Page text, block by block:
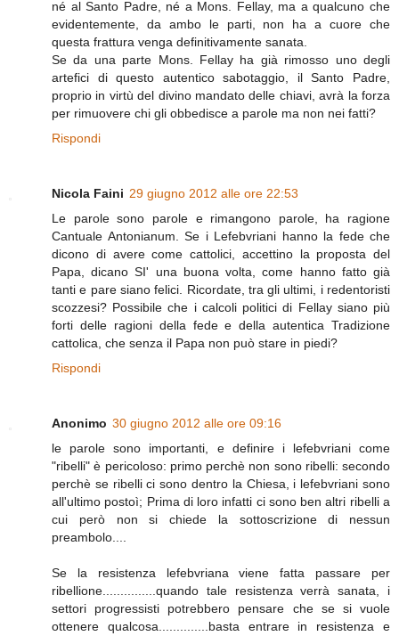
né al Santo Padre, né a Mons. Fellay, ma a qualcuno che
evidentemente, da ambo le parti, non ha a cuore che
questa frattura venga definitivamente sanata.
Se da una parte Mons. Fellay ha già rimosso uno degli
artefici di questo autentico sabotaggio, il Santo Padre,
proprio in virtù del divino mandato delle chiavi, avrà la forza
per rimuovere chi gli obbedisce a parole ma non nei fatti?
Rispondi
Nicola Faini 29 giugno 2012 alle ore 22:53
Le parole sono parole e rimangono parole, ha ragione
Cantuale Antonianum. Se i Lefebvriani hanno la fede che
dicono di avere come cattolici, accettino la proposta del
Papa, dicano SI' una buona volta, come hanno fatto già
tanti e pare siano felici. Ricordate, tra gli ultimi, i redentoristi
scozzesi? Possibile che i calcoli politici di Fellay siano più
forti delle ragioni della fede e della autentica Tradizione
cattolica, che senza il Papa non può stare in piedi?
Rispondi
Anonimo 30 giugno 2012 alle ore 09:16
le parole sono importanti, e definire i lefebvriani come
"ribelli" è pericoloso: primo perchè non sono ribelli: secondo
perchè se ribelli ci sono dentro la Chiesa, i lefebvriani sono
all'ultimo postoì; Prima di loro infatti ci sono ben altri ribelli a
cui però non si chiede la sottoscrizione di nessun
preambolo....
Se la resistenza lefebvriana viene fatta passare per
ribellione...............quando tale resistenza verrà sanata, i
settori progressisti potrebbero pensare che se si vuole
ottenere qualcosa..............basta entrare in resistenza e